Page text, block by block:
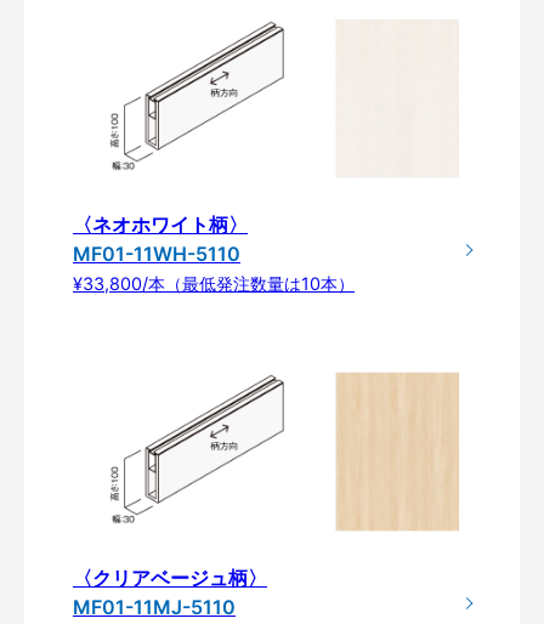
〈ネオホワイト柄〉
MF01-11WH-5110
¥33,800/本（最低発注数量は10本）
〈クリアベージュ柄〉
MF01-11MJ-5110